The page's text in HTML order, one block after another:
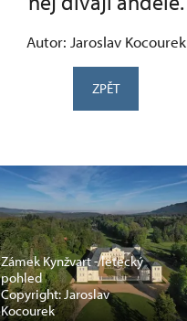
Autor: Jaroslav Kocourek
ZPĚT
Zámek Kynžvart - letecký
pohled
Copyright: Jaroslav
Kocourek